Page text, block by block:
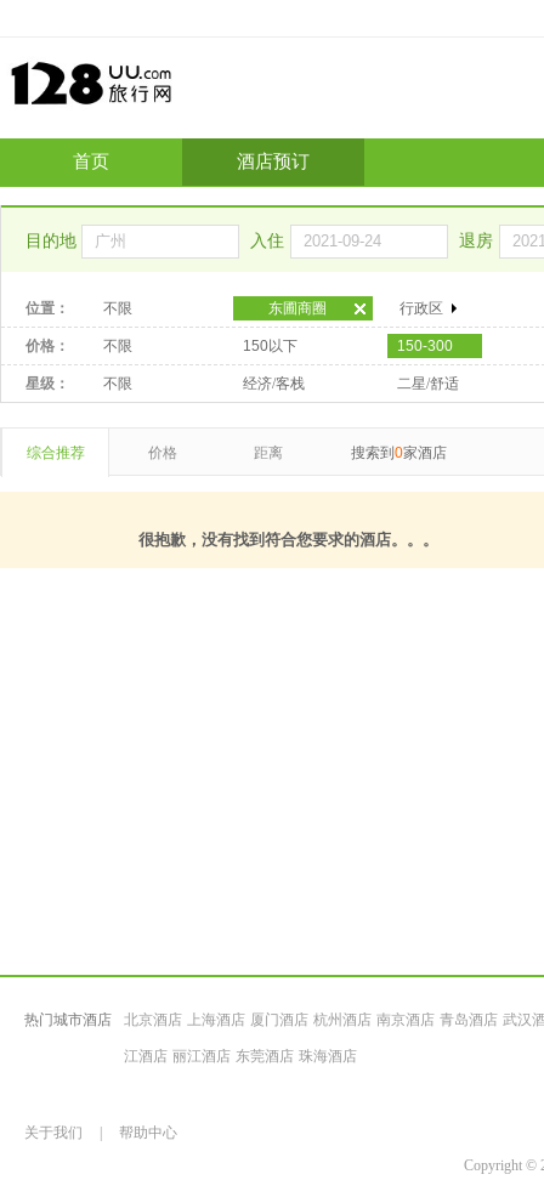
首页 酒店预订
目的地 入住 退房
位置： 不限 东圃商圈 行政区
价格： 不限 150以下 150-300
星级： 不限 经济/客栈 二星/舒适
综合推荐 价格 距离 搜索到 0家酒店
很抱歉，没有找到符合您要求的酒店。。。
热门城市酒店 北京酒店 上海酒店 厦门酒店 杭州酒店 南京酒店 青岛酒店 武汉
江酒店 丽江酒店 东莞酒店 珠海酒店
关于我们
帮助中心
Copyright ©